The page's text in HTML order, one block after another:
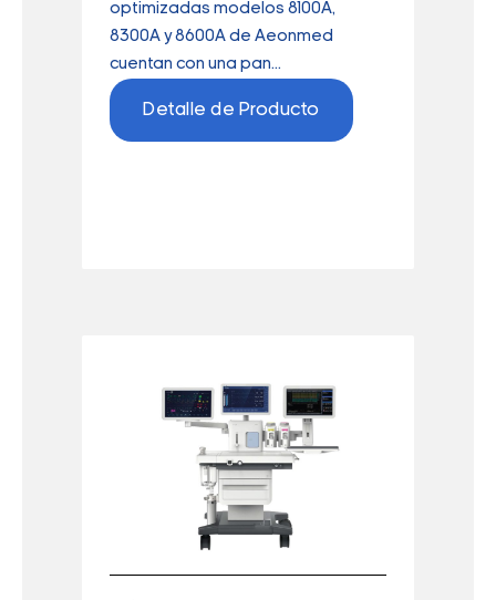
optimizadas modelos 8100A,
8300A y 8600A de Aeonmed
cuentan con una pan...
Detalle de Producto